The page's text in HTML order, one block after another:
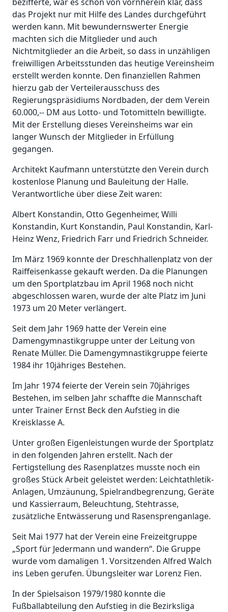
das Projekt nur mit Hilfe des Landes durchgeführt
werden kann. Mit bewundernswerter Energie
machten sich die Mitglieder und auch
Nichtmitglieder an die Arbeit, so dass in unzähligen
freiwilligen Arbeitsstunden das heutige Vereinsheim
erstellt werden konnte. Den finanziellen Rahmen
hierzu gab der Verteilerausschuss des
Regierungspräsidiums Nordbaden, der dem Verein
60.000,-- DM aus Lotto- und Totomitteln bewilligte.
Mit der Erstellung dieses Vereinsheims war ein
langer Wunsch der Mitglieder in Erfüllung
gegangen.
Architekt Kaufmann unterstützte den Verein durch
kostenlose Planung und Bauleitung der Halle.
Verantwortliche über diese Zeit waren:
Albert Konstandin, Otto Gegenheimer, Willi
Konstandin, Kurt Konstandin, Paul Konstandin, Karl-
Heinz Wenz, Friedrich Farr und Friedrich Schneider.
Im März 1969 konnte der Dreschhallenplatz von der
Raiffeisenkasse gekauft werden. Da die Planungen
um den Sportplatzbau im April 1968 noch nicht
abgeschlossen waren, wurde der alte Platz im Juni
1973 um 20 Meter verlängert.
Seit dem Jahr 1969 hatte der Verein eine
Damengymnastikgruppe unter der Leitung von
Renate Müller. Die Damengymnastikgruppe feierte
1984 ihr 10jähriges Bestehen.
Im Jahr 1974 feierte der Verein sein 70jähriges
Bestehen, im selben Jahr schaffte die Mannschaft
unter Trainer Ernst Beck den Aufstieg in die
Kreisklasse A.
Unter großen Eigenleistungen wurde der Sportplatz
in den folgenden Jahren erstellt. Nach der
Fertigstellung des Rasenplatzes musste noch ein
großes Stück Arbeit geleistet werden: Leichtathletik-
Anlagen, Umzäunung, Spielrandbegrenzung, Geräte
und Kassierraum, Beleuchtung, Stehtrasse,
zusätzliche Entwässerung und Rasensprenganlage.
Seit Mai 1977 hat der Verein eine Freizeitgruppe
„Sport für Jedermann und wandern“. Die Gruppe
wurde vom damaligen 1. Vorsitzenden Alfred Walch
ins Leben gerufen. Übungsleiter war Lorenz Fien.
In der Spielsaison 1979/1980 konnte die
Fußballabteilung den Aufstieg in die Bezirksliga